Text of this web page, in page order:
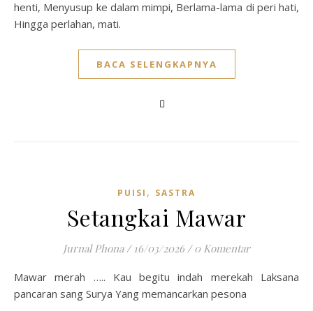
henti, Menyusup ke dalam mimpi, Berlama-lama di peri hati,
Hingga perlahan, mati.
BACA SELENGKAPNYA
PUISI , SASTRA
Setangkai Mawar
Jurnal Phona / 16/03/2026 / 0 Komentar
Mawar merah ….. Kau begitu indah merekah Laksana
pancaran sang Surya Yang memancarkan pesona